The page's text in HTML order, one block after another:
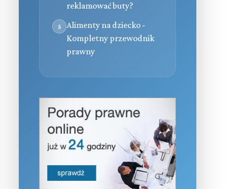
reklamować buty?
5
Alimenty na dziecko -
Kompletny przewodnik
prawny